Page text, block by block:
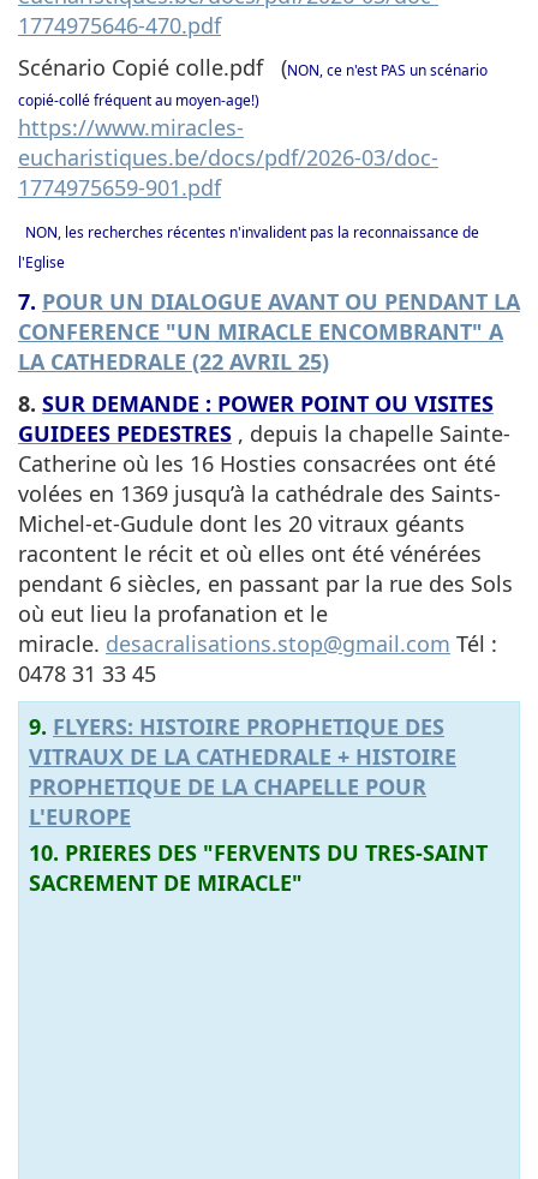
1774975646-470.pdf
Scénario Copié colle.pdf (NON, ce n'est PAS un scénario
copié-collé fréquent au moyen-age!)
https://www.miracles-
eucharistiques.be/docs/pdf/2026-03/doc-
1774975659-901.pdf
NON, les recherches récentes n'invalident pas la reconnaissance de
l'Eglise
7. POUR UN DIALOGUE AVANT OU PENDANT LA
CONFERENCE "UN MIRACLE ENCOMBRANT" A
LA CATHEDRALE (22 AVRIL 25)
8. SUR DEMANDE : POWER POINT OU VISITES
GUIDEES PEDESTRES , depuis la chapelle Sainte-
Catherine où les 16 Hosties consacrées ont été
volées en 1369 jusqu’à la cathédrale des Saints-
Michel-et-Gudule dont les 20 vitraux géants
racontent le récit et où elles ont été vénérées
pendant 6 siècles, en passant par la rue des Sols
où eut lieu la profanation et le
miracle. desacralisations.stop@gmail.com Tél :
0478 31 33 45
9. FLYERS: HISTOIRE PROPHETIQUE DES
VITRAUX DE LA CATHEDRALE + HISTOIRE
PROPHETIQUE DE LA CHAPELLE POUR
L'EUROPE
10. PRIERES DES "FERVENTS DU TRES-SAINT
SACREMENT DE MIRACLE"